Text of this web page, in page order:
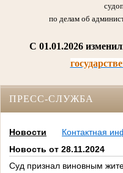
по делам об
C 01.01.2026
ПРЕСС-СЛУЖБА
Новости
Контактная
Новость от 28.11.2024
Суд признал виновным